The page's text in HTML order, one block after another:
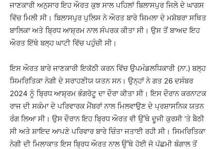
ਜਾਣਕਾਰੀ ਅਨੁਸਾਰ ਇਹ ਔਰਤ ਕੁਝ ਸਾਲ ਪਹਿਲਾਂ ਬਿਲਾਸਪੁਰ ਜਿਲੇ ਦੇ ਘਾਗਸ
ਵਿੱਚ ਮਿਲੀ ਸੀ। ਬਿਲਾਸਪੁਰ ਪੁਲਿਸ ਨੇ ਔਰਤ ਬਾਰੇ ਸ਼ਿਮਲਾ ਦੇ ਮਸ਼ੋਬਰਾ ਸਥਿਤ
ਬਾਲਿਕਾ ਅਤੇ ਬ੍ਰਿਧ ਆਸ਼੍ਰਮ ਨਾਲ ਸੰਪਰਕ ਕੀਤਾ ਸੀ। ਉਸ ਤੋਂ ਬਾਅਦ ਇਹ
ਔਰਤ ਇੱਥੇ ਬਲ੍ਹ ਘਾਟੀ ਵਿੱਚ ਪਹੁੰਚੀ ਸੀ।
ਇਸ ਔਰਤ ਬਾਰੇ ਜਾਣਕਾਰੀ ਇਕੱਠੀ ਕਰਨ ਵਿੱਚ ਉਪਮੰਡਲਧਿਕਾਰੀ (ਨਾ.) ਬਲ੍ਹ
ਸਿਮਰਿਤਿਕਾ ਨੇਗੀ ਦੇ ਸਰਾਹਣੀਯ ਯਤਨ ਸਨ। ਉਨ੍ਹਾਂ ਨੇ ਗਤ 26 ਦਸੰਬਰ
2024 ਨੂੰ ਬ੍ਰਿਧ ਆਸ਼੍ਰਮ ਭੰਗਰੋਟੂ ਦਾ ਦੌਰਾ ਕੀਤਾ ਸੀ। ਇਸ ਦੌਰਾਨ ਕਰਨਾਟਕ
ਰਾਜ ਦੀ ਸਕੰਮਾ ਦੇ ਪਰਿਵਾਰਕ ਮੈਂਬਰਾਂ ਨਾਲ ਮਿਲਵਾਉਣ ਦੇ ਪ੍ਰਸ਼ਾਸਨਿਕ ਯਤਨ
ਰੰਗ ਲਿਆ ਸੀ। ਉਸ ਦੌਰਾਨ ਇਹ ਬ੍ਰਿਧ ਔਰਤ ਵੀ ਉੱਥੇ ਦੂਜੀ ਕੁਰਸੀ ‘ਤੇ ਬੈਠੀ
ਸੀ ਅਤੇ ਸ਼ਾਇਦ ਆਪਣੇ ਪਰਿਵਾਰ ਬਾਰੇ ਚਿੰਤਾ ਜਤਾਈ ਰਹੀ ਸੀ। ਸਿਮਰਿਤਿਕਾ
ਨੇਗੀ ਦੀ ਮਿਲਾਕਾਤ ਇਸ ਬ੍ਰਿਧ ਔਰਤ ਨਾਲ ਉੱਥੇ ਹੋਈ ਜੋ ਪੱਛਮੀ ਬੰਗਾਲ ਤੋਂ